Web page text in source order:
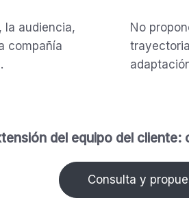
la audiencia,
compañía
No
del equipo del
Consulta y